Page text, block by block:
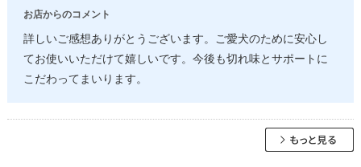
お店からのコメント
詳しいご感想ありがとうございます。ご愛犬のために安心し
てお使いいただけて嬉しいです。今後も切れ味とサポートに
こだわってまいります。